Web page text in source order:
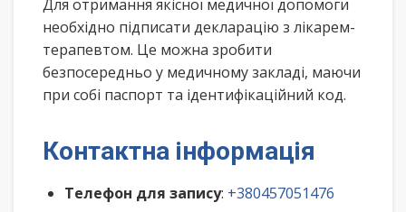
Для отримання якісної медичної допомоги
необхідно підписати декларацію з лікарем-
терапевтом. Це можна зробити
безпосередньо у медичному закладі, маючи
при собі паспорт та ідентифікаційний код.
Контактна інформація
Телефон для запису: +380457051476